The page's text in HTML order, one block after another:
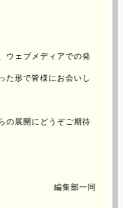
ウェブメディアでの発
た形で皆様にお会いし
の展開にどうぞご期待
編集部一同
:
僕がこの家具であ